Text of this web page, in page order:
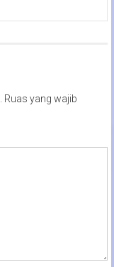
Ruas yang wajib